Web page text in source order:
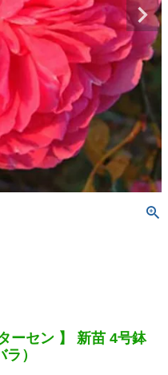
ーセン 】 新苗 4号鉢
）